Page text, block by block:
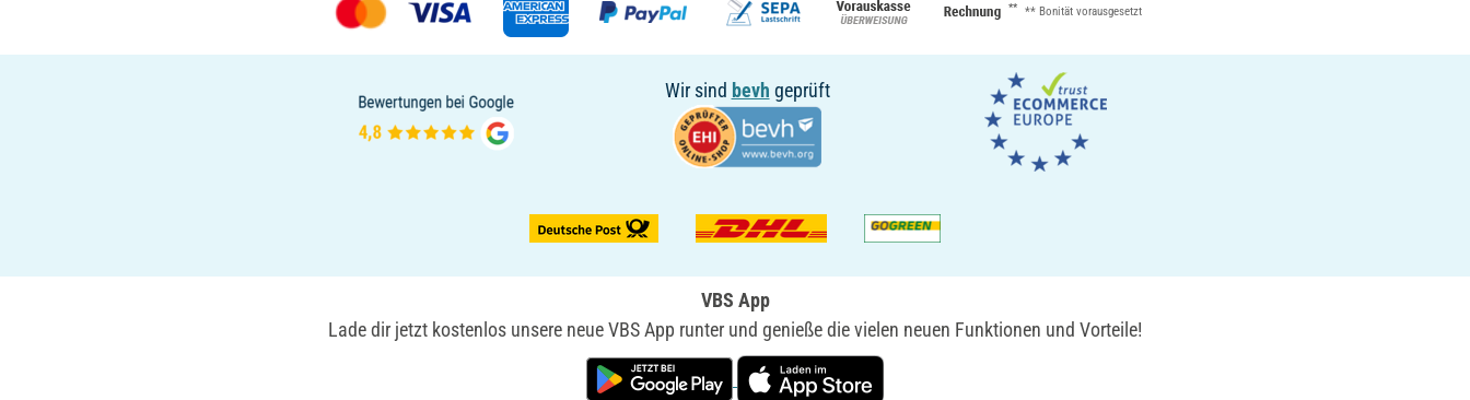
** ** Bonität vorausgesetzt
Wir sind bevh geprüft
VBS App
Lade dir jetzt kostenlos unsere neue VBS App runter und genieße die vielen neuen Funktionen und Vorteile!